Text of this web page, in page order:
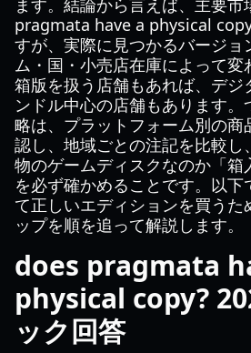
ます。結論から言えば、主要
pragmata have a physical
すが、実際に見つかるバージョ
ム・国・小売店在庫によって変
箱版を扱う店舗もあれば、デジ
ンドル中心の店舗もあります
略は、プラットフォーム別の商
認し、地域ごとの注記を比較し
物のゲームディスクなのか「箱
を必ず確かめることです。以下
て正しいエディションを買うた
ップを順を追って解説します。
does pragmata
physical copy?
ック回答